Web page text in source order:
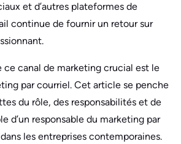
et d’autres plateformes de
continue de fournir un retour sur
ce canal de marketing crucial est le
par courriel. Cet article se penche
du rôle, des responsabilités et de
d’un responsable du marketing par
les entreprises contemporaines.